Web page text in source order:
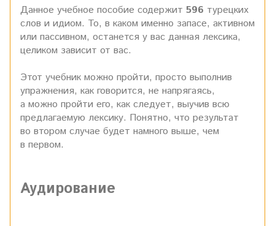
Данное учебное пособие содержит 596 турецких
слов и идиом. То, в каком именно запасе, активном
или пассивном, останется у вас данная лексика,
целиком зависит от вас.
Этот учебник можно пройти, просто выполнив
упражнения, как говорится, не напрягаясь,
а можно пройти его, как следует, выучив всю
предлагаемую лексику. Понятно, что результат
во втором случае будет намного выше, чем
в первом.
Аудирование